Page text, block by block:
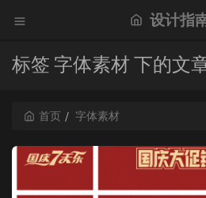
设计指
标签 字体素材 下的文
首页 字体素材